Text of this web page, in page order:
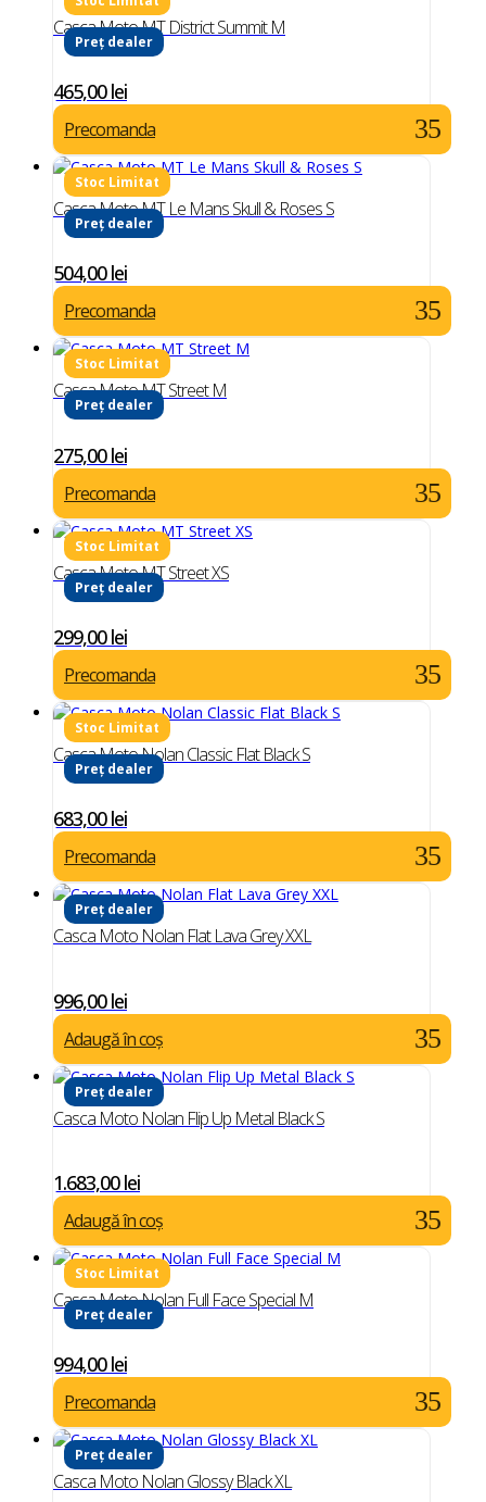
Preț dealer
Casca Moto MT District Summit M
465,00lei
Precomanda
Preț dealer
Casca Moto MT Le Mans Skull & Roses S
504,00lei
Precomanda
Preț dealer
Casca Moto MT Street M
275,00lei
Precomanda
Preț dealer
Casca Moto MT Street XS
299,00lei
Precomanda
Preț dealer
Casca Moto Nolan Classic Flat Black S
683,00lei
Precomanda
Preț dealer
Casca Moto Nolan Flat Lava Grey XXL
996,00lei
Adaugă în coș
Preț dealer
Casca Moto Nolan Flip Up Metal Black S
1.683,00lei
Adaugă în coș
Preț dealer
Casca Moto Nolan Full Face Special M
994,00lei
Precomanda
Preț dealer
Casca Moto Nolan Glossy Black XL